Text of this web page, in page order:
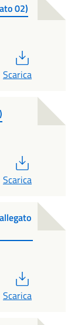
02)
Scarica
Scarica
Scarica